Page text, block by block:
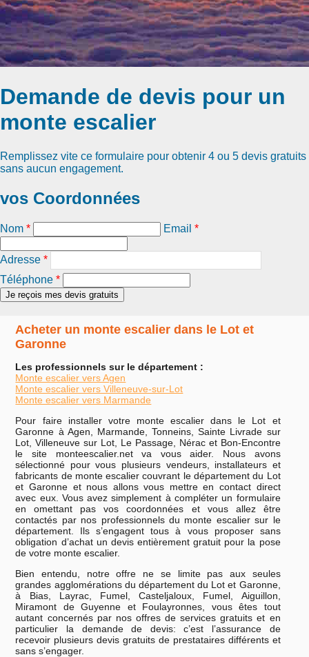
Demande de devis pour un
monte escalier
Remplissez vite ce formulaire pour obtenir 4 ou 5 devis gratuits
sans aucun engagement.
vos Coordonnées
Nom * Email *
Adresse *
Téléphone *
Acheter un monte escalier dans le Lot et
Garonne
Les professionnels sur le département :
Monte escalier vers Agen
Monte escalier vers Villeneuve-sur-Lot
Monte escalier vers Marmande
Pour faire installer votre monte escalier dans le Lot et
Garonne à Agen, Marmande, Tonneins, Sainte Livrade sur
Lot, Villeneuve sur Lot, Le Passage, Nérac et Bon-Encontre
le site monteescalier.net va vous aider. Nous avons
sélectionné pour vous plusieurs vendeurs, installateurs et
fabricants de monte escalier couvrant le département du Lot
et Garonne et nous allons vous mettre en contact direct
avec eux. Vous avez simplement à compléter un formulaire
en omettant pas vos coordonnées et vous allez être
contactés par nos professionnels du monte escalier sur le
département. Ils s’engagent tous à vous proposer sans
obligation d’achat un devis entièrement gratuit pour la pose
de votre monte escalier.
Bien entendu, notre offre ne se limite pas aux seules
grandes agglomérations du département du Lot et Garonne,
à Bias, Layrac, Fumel, Casteljaloux, Fumel, Aiguillon,
Miramont de Guyenne et Foulayronnes, vous êtes tout
autant concernés par nos offres de services gratuits et en
particulier la demande de devis: c’est l’assurance de
recevoir plusieurs devis gratuits de prestataires différents et
sans s’engager.